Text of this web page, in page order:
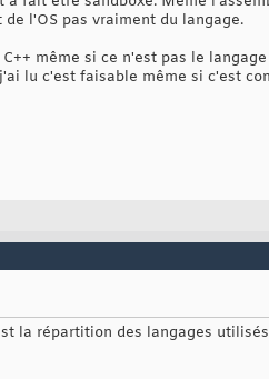
l'OS pas vraiment du langage.
même si ce n'est pas le
lu c'est faisable même si c'est
la répartition des langages